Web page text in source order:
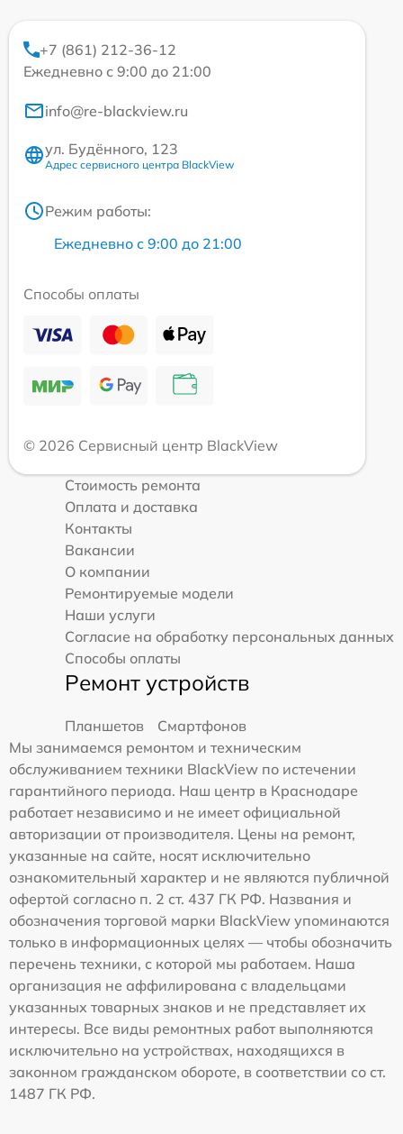
+7 (861) 212-36-12
Ежедневно с 9:00 до 21:00
info@re-blackview.ru
ул. Будённого, 123
Адрес сервисного центра BlackView
Режим работы:
Ежедневно с 9:00 до 21:00
Способы оплаты
© 2026 Сервисный центр BlackView
Стоимость ремонта
Оплата и доставка
Контакты
Вакансии
О компании
Ремонтируемые модели
Наши услуги
Согласие на обработку персональных данных
Способы оплаты
Ремонт устройств
Планшетов
Смартфонов
Мы занимаемся ремонтом и техническим
обслуживанием техники BlackView по истечении
гарантийного периода. Наш центр в Краснодаре
работает независимо и не имеет официальной
авторизации от производителя. Цены на ремонт,
указанные на сайте, носят исключительно
ознакомительный характер и не являются публичной
офертой согласно п. 2 ст. 437 ГК РФ. Названия и
обозначения торговой марки BlackView упоминаются
только в информационных целях — чтобы обозначить
перечень техники, с которой мы работаем. Наша
организация не аффилирована с владельцами
указанных товарных знаков и не представляет их
интересы. Все виды ремонтных работ выполняются
исключительно на устройствах, находящихся в
законном гражданском обороте, в соответствии со ст.
1487 ГК РФ.